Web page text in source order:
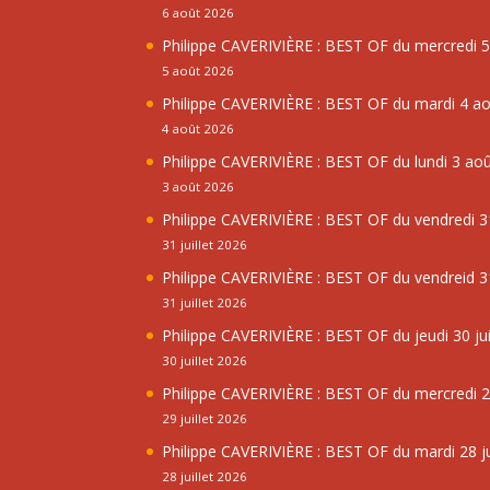
6 août 2026
Philippe CAVERIVIÈRE : BEST OF du mercredi
5 août 2026
Philippe CAVERIVIÈRE : BEST OF du mardi 4
4 août 2026
Philippe CAVERIVIÈRE : BEST OF du lundi 3
3 août 2026
Philippe CAVERIVIÈRE : BEST OF du vendredi
31 juillet 2026
Philippe CAVERIVIÈRE : BEST OF du vendreid
31 juillet 2026
Philippe CAVERIVIÈRE : BEST OF du jeudi 30
30 juillet 2026
Philippe CAVERIVIÈRE : BEST OF du mercredi
29 juillet 2026
Philippe CAVERIVIÈRE : BEST OF du mardi 28
28 juillet 2026